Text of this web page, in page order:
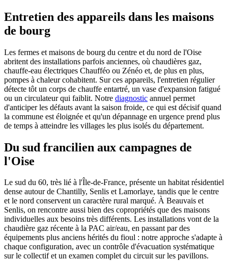
Entretien des appareils dans les maisons
de bourg
Les fermes et maisons de bourg du centre et du nord de l'Oise
abritent des installations parfois anciennes, où chaudières gaz,
chauffe-eau électriques Chaufféo ou Zénéo et, de plus en plus,
pompes à chaleur cohabitent. Sur ces appareils, l'entretien régulier
détecte tôt un corps de chauffe entartré, un vase d'expansion fatigué
ou un circulateur qui faiblit. Notre diagnostic annuel permet
d'anticiper les défauts avant la saison froide, ce qui est décisif quand
la commune est éloignée et qu'un dépannage en urgence prend plus
de temps à atteindre les villages les plus isolés du département.
Du sud francilien aux campagnes de
l'Oise
Le sud du 60, très lié à l'Île-de-France, présente un habitat résidentiel
dense autour de Chantilly, Senlis et Lamorlaye, tandis que le centre
et le nord conservent un caractère rural marqué. À Beauvais et
Senlis, on rencontre aussi bien des copropriétés que des maisons
individuelles aux besoins très différents. Les installations vont de la
chaudière gaz récente à la PAC air/eau, en passant par des
équipements plus anciens hérités du fioul : notre approche s'adapte à
chaque configuration, avec un contrôle d'évacuation systématique
sur le collectif et un examen complet du circuit sur les pavillons.